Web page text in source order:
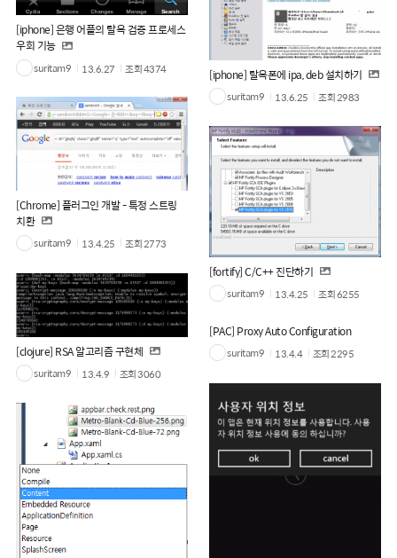
[iphone] 은행 어플의 탈옥 검증 프로세스
우회 기능
suritam9 13.6.27 조회4374 [iphone] 탈옥폰에 ipa, deb 설치하기
suritam9 13.6.25 조회2983
[Chrome] 플러그인 개발 - 특정 스트링
치환
suritam9 13.4.25 조회2773
[fortify] C/C++ 진단하기
suritam9 13.4.25 조회6255
[clojure] RSA 알고리즘 구현체
suritam9 13.4.9 조회3060
[PAC] Proxy Auto Configuration
suritam9 13.4.4 조회2295